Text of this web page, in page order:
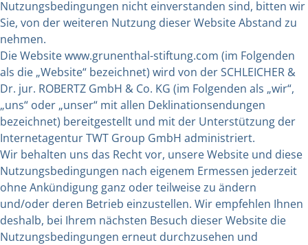
Nutzungsbedingungen nicht einverstanden sind, bitten wir
Sie, von der weiteren Nutzung dieser Website Abstand zu
nehmen.
Die Website www.grunenthal-stiftung.com (im Folgenden
als die „Website“ bezeichnet) wird von der SCHLEICHER &
Dr. jur. ROBERTZ GmbH & Co. KG (im Folgenden als „wir“,
„uns“ oder „unser“ mit allen Deklinationsendungen
bezeichnet) bereitgestellt und mit der Unterstützung der
Internetagentur TWT Group GmbH administriert.
Wir behalten uns das Recht vor, unsere Website und diese
Nutzungsbedingungen nach eigenem Ermessen jederzeit
ohne Ankündigung ganz oder teilweise zu ändern
und/oder deren Betrieb einzustellen. Wir empfehlen Ihnen
deshalb, bei Ihrem nächsten Besuch dieser Website die
Nutzungsbedingungen erneut durchzusehen und